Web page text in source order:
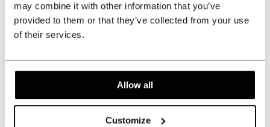
may combine it with other information that you’ve
provided to them or that they’ve collected from your use
of their services.
Allow all
Customize
509customers give us a 9.3 at